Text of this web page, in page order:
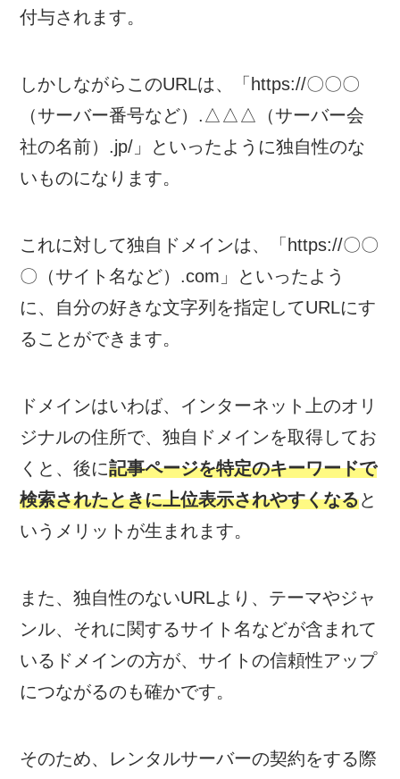
付与されます。
しかしながらこのURLは、「https://〇〇〇
（サーバー番号など）.△△△（サーバー会
社の名前）.jp/」といったように独自性のな
いものになります。
これに対して独自ドメインは、「https://〇〇
〇（サイト名など）.com」といったよう
に、自分の好きな文字列を指定してURLにす
ることができます。
ドメインはいわば、インターネット上のオリ
ジナルの住所で、独自ドメインを取得してお
くと、後に記事ページを特定のキーワードで
検索されたときに上位表示されやすくなると
いうメリットが生まれます。
また、独自性のないURLより、テーマやジャ
ンル、それに関するサイト名などが含まれて
いるドメインの方が、サイトの信頼性アップ
につながるのも確かです。
そのため、レンタルサーバーの契約をする際